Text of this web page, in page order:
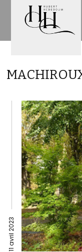
11 avril 2023